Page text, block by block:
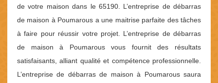
de votre maison dans le 65190. L’entreprise de débarras
de maison à Poumarous a une maitrise parfaite des tâches
à faire pour réussir votre projet. L’entreprise de débarras
de maison à Poumarous vous fournit des résultats
satisfaisants, alliant qualité et compétence professionnelle.
L’entreprise de débarras de maison à Poumarous saura